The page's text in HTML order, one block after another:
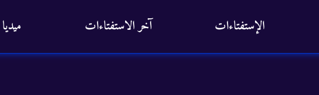
الإستفتاءات آخر الاستفتاءات